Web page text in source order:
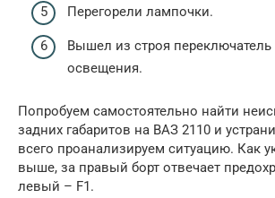
Перегорели лампочки.
Вышел из строя переключатель
освещения.
Попробуем самостоятельно найти
задних габаритов на ВАЗ 2110 и
всего проанализируем ситуацию. Как
выше, за правый борт отвечает
левый – F1.